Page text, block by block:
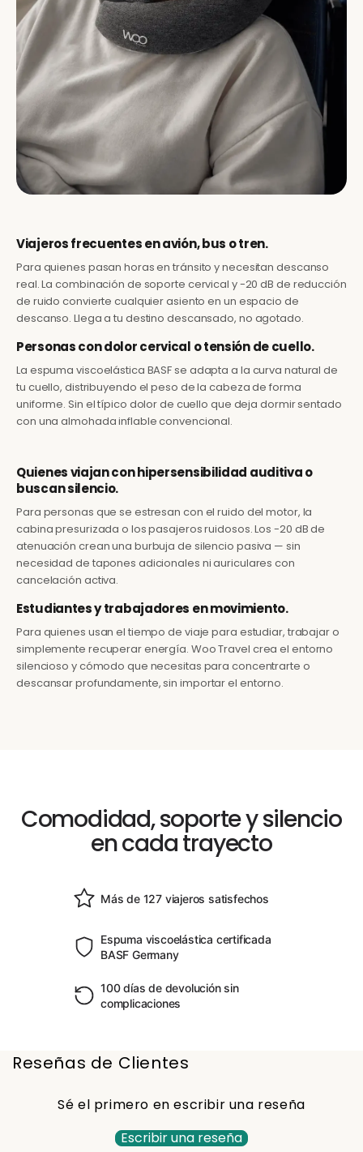
Viajeros frecuentes en avión, bus o tren.
Para quienes pasan horas en tránsito y necesitan descanso
real. La combinación de soporte cervical y -20 dB de reducción
de ruido convierte cualquier asiento en un espacio de
descanso. Llega a tu destino descansado, no agotado.
Personas con dolor cervical o tensión de cuello.
La espuma viscoelástica BASF se adapta a la curva natural de
tu cuello, distribuyendo el peso de la cabeza de forma
uniforme. Sin el típico dolor de cuello que deja dormir sentado
con una almohada inflable convencional.
Quienes viajan con hipersensibilidad auditiva o
buscan silencio.
Para personas que se estresan con el ruido del motor, la
cabina presurizada o los pasajeros ruidosos. Los -20 dB de
atenuación crean una burbuja de silencio pasiva — sin
necesidad de tapones adicionales ni auriculares con
cancelación activa.
Estudiantes y trabajadores en movimiento.
Para quienes usan el tiempo de viaje para estudiar, trabajar o
simplemente recuperar energía. Woo Travel crea el entorno
silencioso y cómodo que necesitas para concentrarte o
descansar profundamente, sin importar el entorno.
Comodidad, soporte y silencio
en cada trayecto
Más de 127 viajeros satisfechos
Espuma viscoelástica certificada
BASF Germany
100 días de devolución sin
complicaciones
Reseñas de Clientes
Sé el primero en escribir una reseña
Escribir una reseña